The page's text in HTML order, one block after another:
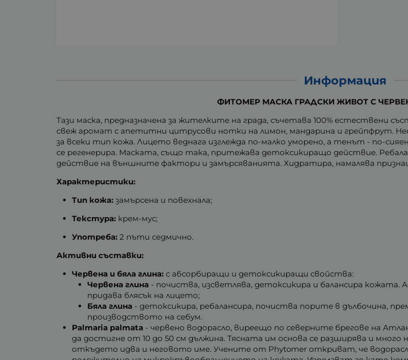
Информация
ФИТОМЕР МАСКА ГРАДСКИ ЖИВОТ С
Тази маска, предназначена за жителките на града, съчетава 100% естествени
свеж аромат с апетитни цитрусови нотки на лимон, мандарина и грейпфрут.
за всеки тип кожа. Лицето веднага изглежда по-малко уморено, а тенът - по-
се регенерира. Маската, също така, притежава детоксикиращо действие.
действие на външните фактори и замърсяванията. Хидратира, намалява
Характеристики:
Тип кожа:замърсена и повехнала;
Текстура: крем-мус;
Употреба:2 пъти седмично.
Активни съставки:
Червена и бяла глина:с абсорбиращи и детоксикиращи свойства:
Червена глина - почиства, изсветлява, детоксикира и балансира кожата.
придава блясък на лицето;
Бяла глина - детоксикира, ребалансира, почиства порите в дълбочина,
производството на себум.
Palmaria palmata - червено водорасло, виреещо по северните брегове на
да достигне от 10 до 50 см дължина. Тясната им основа се разширява и
откъдето идва и неговото име. Учените от Phytomer откриват, че